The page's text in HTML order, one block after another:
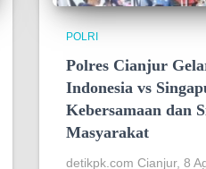
POLRI
Polres Cianjur
Indonesia vs
Kebersamaan dan
Masyarakat
detikpk.com Cianjur, 8